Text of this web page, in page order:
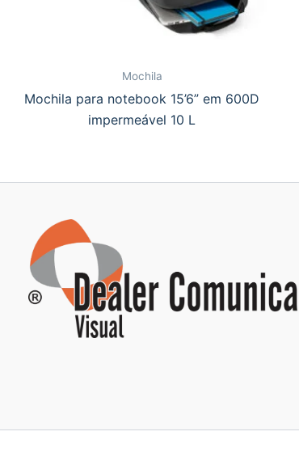
Mochila
Mochila para notebook 15’6” em 600D
impermeável 10 L